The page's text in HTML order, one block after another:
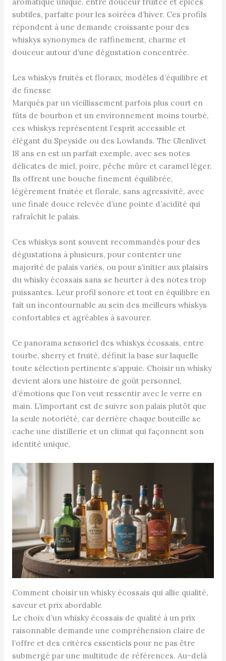
subtiles, parfaite pour les soirées d’hiver. Ces profils
répondent à une demande croissante pour des
whiskys synonymes de raffinement, charme et
douceur autour d’une dégustation concentrée.
Les whiskys fruités et floraux, modèles d’équilibre et
de finesse
Marqués par un vieillissement parfois plus court en
fûts de bourbon et un environnement moins tourbé,
ces whiskys représentent l’esprit accessible et
élégant du Speyside ou des Lowlands. The Glenlivet
18 ans en est un parfait exemple, avec ses notes
délicates de miel, poire, pêche mûre et caramel léger.
Ils offrent une bouche finement équilibrée,
légèrement fruitée et florale, sans agressivité, avec
une finale douce relevée d’une pointe d’acidité qui
rafraîchit le palais.
Ces whiskys sont souvent recommandés pour des
dégustations à plusieurs, pour contenter une
majorité de palais variés, ou pour s’initier aux plaisirs
du whisky écossais sans se heurter à des notes trop
puissantes. Leur profil sonore et tout en équilibre en
fait un incontournable au sein des meilleurs whiskys
confortables et agréables à savourer.
Ce panorama sensoriel des whiskys écossais, entre
tourbe, sherry et fruité, définit la base sur laquelle
toute sélection pertinente s’appuie. Choisir un whisky
devient alors une histoire de goût personnel,
d’émotions que l’on veut ressentir avec le verre en
main. L’important est de suivre son palais plutôt que
la seule notoriété, car derrière chaque bouteille se
cache une distillerie et un climat qui façonnent son
identité unique.
Comment choisir un whisky écossais qui allie qualité,
saveur et prix abordable
Le choix d’un whisky écossais de qualité à un prix
raisonnable demande une compréhension claire de
l’offre et des critères essentiels pour ne pas être
submergé par une multitude de références. Au-delà